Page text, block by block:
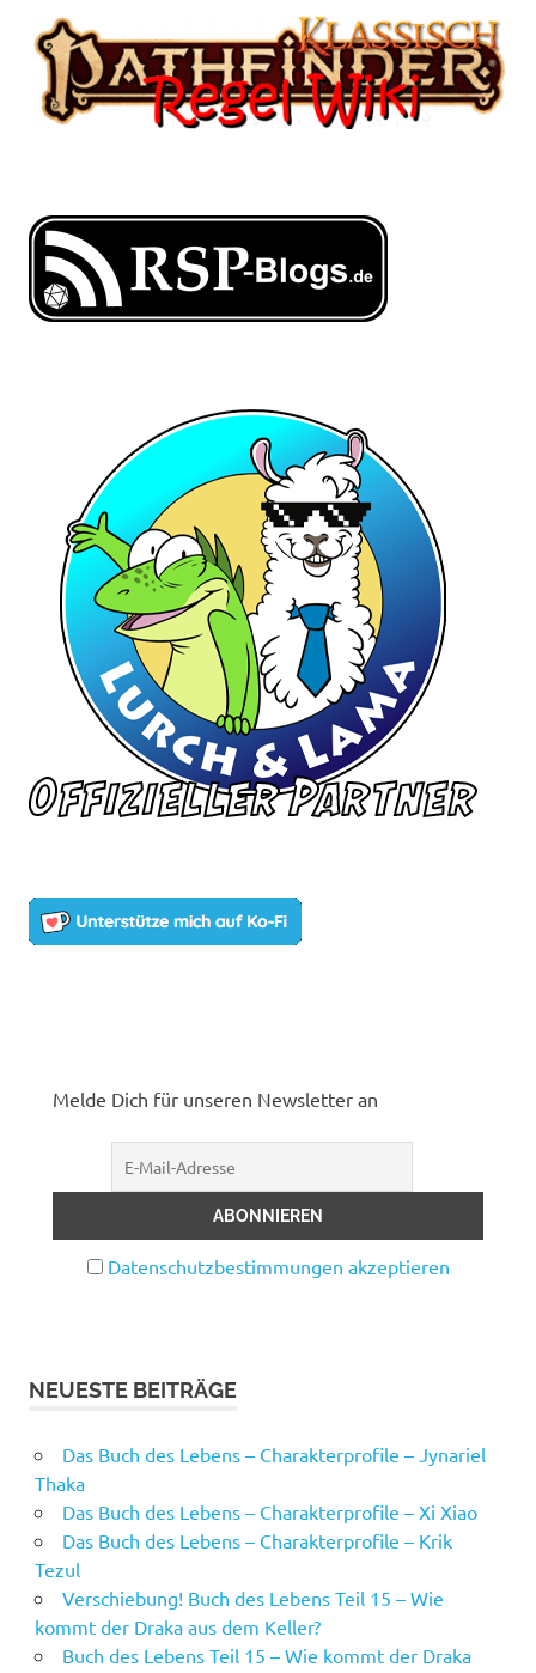
Melde Dich für unseren Newsletter an
Datenschutzbestimmungen akzeptieren
NEUESTE BEITRÄGE
Das Buch des Lebens – Charakterprofile – Jynariel
Thaka
Das Buch des Lebens – Charakterprofile – Xi Xiao
Das Buch des Lebens – Charakterprofile – Krik
Tezul
Verschiebung! Buch des Lebens Teil 15 – Wie
kommt der Draka aus dem Keller?
Buch des Lebens Teil 15 – Wie kommt der Draka